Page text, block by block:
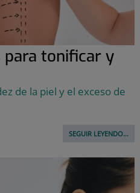
tonificar y
de la piel y el exceso de
SEGUIR LEYENDO...